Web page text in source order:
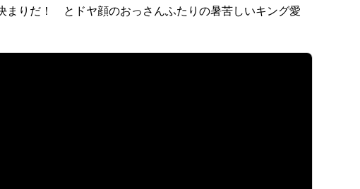
まりだ！ とドヤ顔のおっさんふたりの暑苦しいキング愛